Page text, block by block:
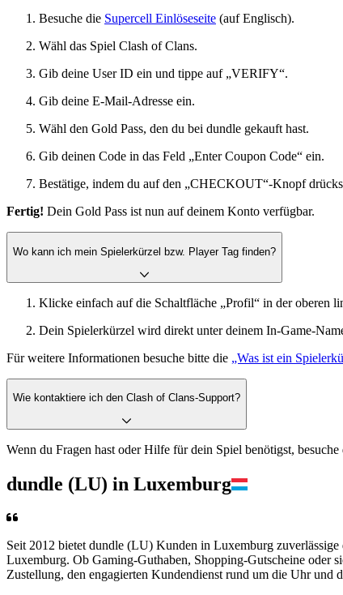
Besuche die Supercell Einlöseseite (auf Englisch).
Wähl das Spiel Clash of Clans.
Gib deine User ID ein und tippe auf „VERIFY“.
Gib deine E-Mail-Adresse ein.
Wähl den Gold Pass, den du bei dundle gekauft hast.
Gib deinen Code in das Feld „Enter Coupon Code“ ein.
Bestätige, indem du auf den „CHECKOUT“-Knopf
Fertig! Dein Gold Pass ist nun auf deinem Konto verfügbar.
Wo kann ich mein Spielerkürzel bzw. Player Tag finden?
Klicke einfach auf die Schaltfläche „Profil“ in der oberen
Dein Spielerkürzel wird direkt unter deinem In-Game-
Für weitere Informationen besuche bitte die „Was ist ein
Wie kontaktiere ich den Clash of Clans-Support?
Wenn du Fragen hast oder Hilfe für dein Spiel benötigst, besuche
dundle (LU) in Luxemburg
Seit 2012 bietet dundle (LU) Kunden in Luxemburg
Luxemburg. Ob Gaming-Guthaben, Shopping-Gutscheine oder
Zustellung, den engagierten Kundendienst rund um die Uhr